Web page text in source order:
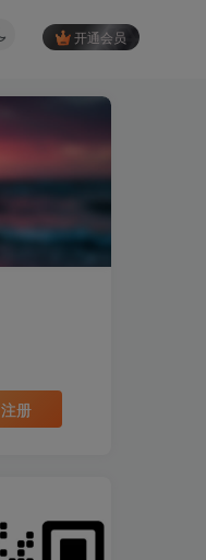
开通会员
注册
注册